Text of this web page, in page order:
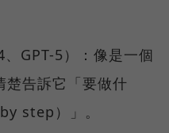
GPT-5）：像是一個
楚告訴它「要做什
step）」。